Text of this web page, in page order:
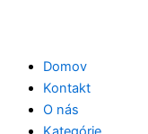
Domov
Kontakt
O nás